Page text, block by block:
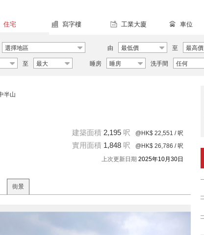
住宅 寫字樓 工業大廈 車位
選擇地區 由 最低價 至 最高價
至 最大 睡房 睡房 洗手間 任何
半山
建築面積 2,195 呎 @HK$ 22,551 / 呎
實用面積 1,848 呎 @HK$ 26,786 / 呎
上次更新日期 2025年10月30日
街景